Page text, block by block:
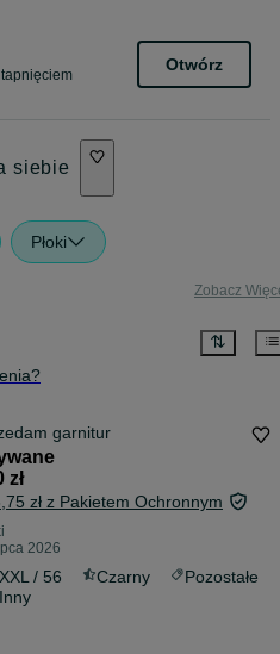
Otwórz
siebie
Płoki
Zobacz
garnitur
zł
zł z Pakietem Ochronnym
2026
XXL / 56 Czarny
Pozostałe
Inny